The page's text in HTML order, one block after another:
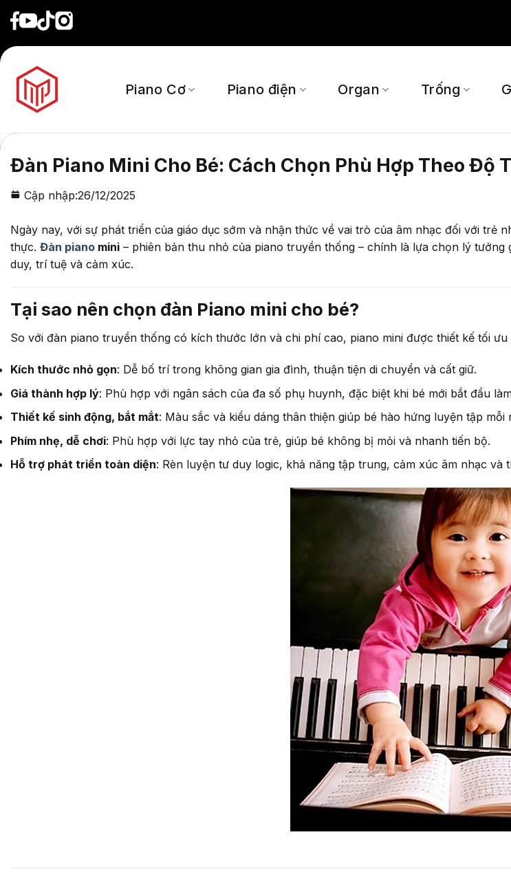
Skip
Piano Cơ Piano điện Organ Trống
Đàn Piano Mini Cho Bé: Cách Chọn Phù Hợp Theo Độ
Cập nhập:26/12/2025
Ngày nay, với sự phát triển của giáo dục sớm và nhận thức về vai trò của âm nhạc đối với trẻ
thực. Đàn piano mini – phiên bản thu nhỏ của piano truyền thống – chính là lựa chọn lý
duy, trí tuệ và cảm xúc.
Tại sao nên chọn đàn Piano mini cho bé?
So với đàn piano truyền thống có kích thước lớn và chi phí cao, piano mini được thiết kế tối
Kích thước nhỏ gọn: Dễ bố trí trong không gian gia đình, thuận tiện di chuyển và cất giữ.
Giá thành hợp lý: Phù hợp với ngân sách của đa số phụ huynh, đặc biệt khi bé mới bắt đầu
Thiết kế sinh động, bắt mắt: Màu sắc và kiểu dáng thân thiện giúp bé hào hứng luyện tập mỗi
Phím nhẹ, dễ chơi: Phù hợp với lực tay nhỏ của trẻ, giúp bé không bị mỏi và nhanh tiến bộ.
Hỗ trợ phát triển toàn diện: Rèn luyện tư duy logic, khả năng tập trung, cảm xúc âm nhạc và